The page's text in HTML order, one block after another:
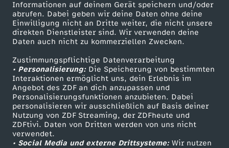
Informationen auf deinem Gerät speichern und/oder
abrufen. Dabei geben wir deine Daten ohne deine
Einwilligung nicht an Dritte weiter, die nicht unsere
direkten Dienstleister sind. Wir verwenden deine
Daten auch nicht zu kommerziellen Zwecken.
Zustimmungspflichtige Datenverarbeitung
• Personalisierung:Die Speicherung von bestimmten
Interaktionen ermöglicht uns, dein Erlebnis im
Angebot des ZDF an dich anzupassen und
Personalisierungsfunktionen anzubieten. Dabei
personalisieren wir ausschließlich auf Basis deiner
Nutzung von ZDF Streaming, der ZDFheute und
ZDFtivi. Daten von Dritten werden von uns nicht
verwendet.
• Social Media und externe Drittsysteme:Wir nutzen
e
e
:
G
e
n
ZDF-Apps
Smart TV
ZDFtext
Livestreams
Sendungen A-Z
TV-Programm
ZDFmitreden
Kontakt zum ZDF
Tickets
Zuschauerservice
Hilfe
ZDF Unternehmen